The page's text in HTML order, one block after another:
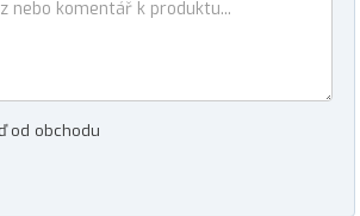
od obchodu